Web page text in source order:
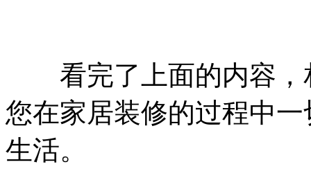
看完了上面的内容，
您在家居装修的过程中
生活。